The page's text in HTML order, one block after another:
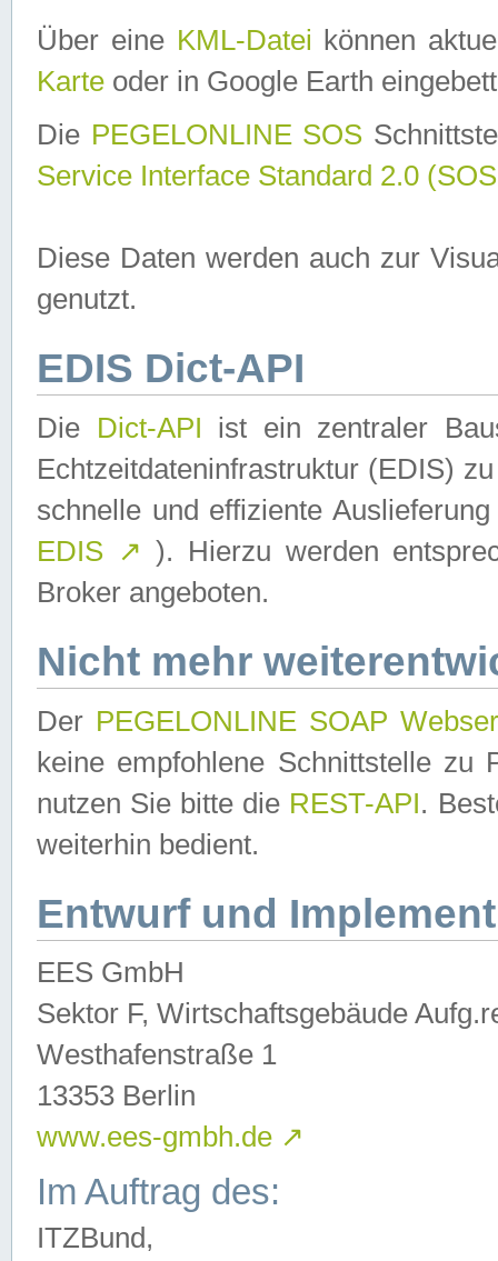
Über eine KML-Datei können
Karte oder in Google Earth
Die PEGELONLINE SOS
Service Interface Standard 2.0
Diese Daten werden auch zur
genutzt.
EDIS Dict-API
Die Dict-API ist ein zentraler
Echtzeitdateninfrastruktur (EDIS)
schnelle und effiziente
EDIS ↗ ). Hierzu werden
Broker angeboten.
Nicht mehr
Der PEGELONLINE SOAP
keine empfohlene Schnittstelle zu
nutzen Sie bitte die REST-API.
weiterhin bedient.
Entwurf und
EES GmbH
Sektor F, Wirtschaftsgebäude
Westhafenstraße 1
13353 Berlin
www.ees-gmbh.de ↗
Im Auftrag des:
ITZBund,